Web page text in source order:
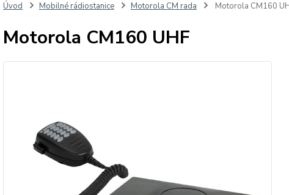
Úvod Mobilné rádiostanice Motorola CM rada Motorola CM160
Motorola CM160 UHF